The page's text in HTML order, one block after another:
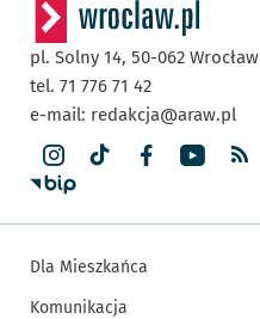
pl. Solny 14, 50-062 Wrocław
tel. 71 776 71 42
e-mail: redakcja@araw.pl
Dla Mieszkańca
Komunikacja